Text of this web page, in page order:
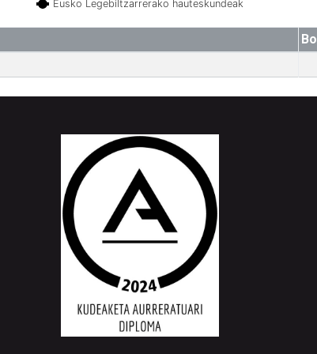
Eusko Legebiltzarrerako hauteskundeak